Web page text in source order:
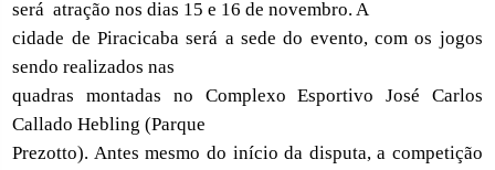
será atração nos dias 15 e 16 de novembro. A
cidade de Piracicaba será a sede do evento, com os jogos
sendo realizados nas
quadras montadas no Complexo Esportivo José Carlos
Callado Hebling (Parque
Prezotto). Antes mesmo do início da disputa, a competição